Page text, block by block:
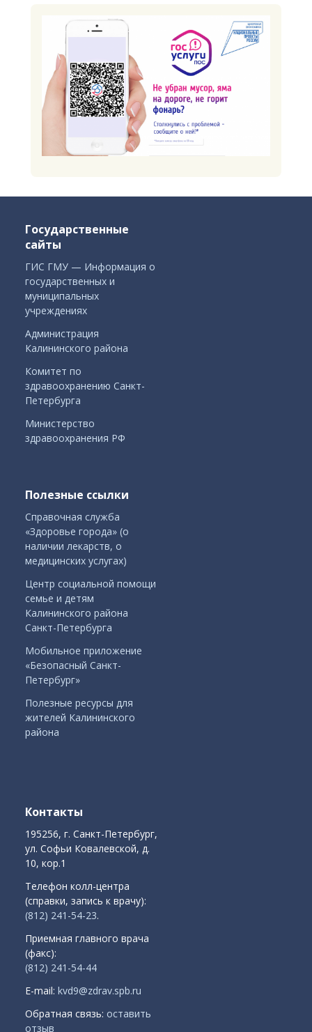
Государственные
сайты
ГИС ГМУ — Информация о
государственных и
муниципальных
учреждениях
Администрация
Калининского района
Комитет по
здравоохранению Санкт-
Петербурга
Министерство
здравоохранения РФ
Полезные ссылки
Справочная служба
«Здоровье города» (о
наличии лекарств, о
медицинских услугах)
Центр социальной помощи
семье и детям
Калининского района
Санкт-Петербурга
Мобильное приложение
«Безопасный Санкт-
Петербург»
Полезные ресурсы для
жителей Калининского
района
Контакты
195256, г. Санкт-Петербург,
ул. Софьи Ковалевской, д.
10, кор.1
Телефон колл-центра
(справки, запись к врачу):
(812) 241-54-23.
Приемная главного врача
(факс):
(812) 241-54-44
E-mail: kvd9@zdrav.spb.ru
Обратная связь: оставить
отзыв